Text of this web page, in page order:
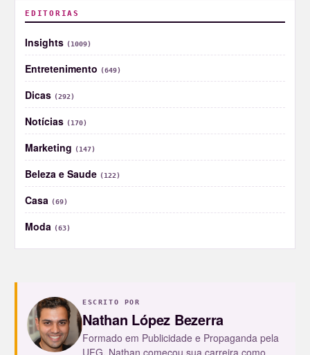
EDITORIAS
Insights (1009)
Entretenimento (649)
Dicas (292)
Notícias (170)
Marketing (147)
Beleza e Saude (122)
Casa (69)
Moda (63)
ESCRITO POR
Nathan López Bezerra
Formado em Publicidade e Propaganda pela